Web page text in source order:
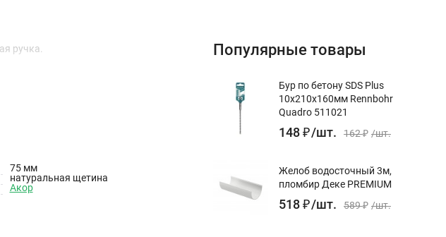
ручка.
75 мм
натуральная щетина
Акор
Популярные товары
Бур по бетону SDS Plus
10x210х160мм Rennbohr
Quadro 511021
148₽/шт. 162₽ /шт.
Желоб водосточный 3м,
пломбир Деке PREMIUM
518₽/шт. 589₽ /шт.